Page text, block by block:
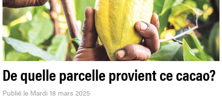
De quelle parcelle provient ce cacao?
Publié le Mardi 18 mars 2025